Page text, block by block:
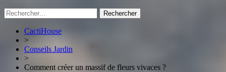
Rechercher :
CactiHouse
>
Conseils Jardin
>
Comment créer un massif de fleurs vivaces ?